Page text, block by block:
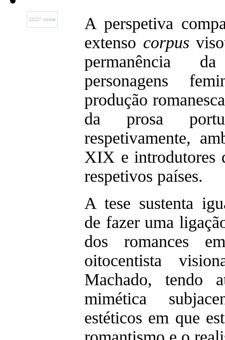
22127 visitas
A perspetiva
extenso corpus
permanência
personagens
produção
da prosa
respetivamente,
XIX e introdutores
respetivos países.
A tese sustenta
de fazer uma
dos romances
oitocentista
Machado, tendo
mimética
estéticos em que